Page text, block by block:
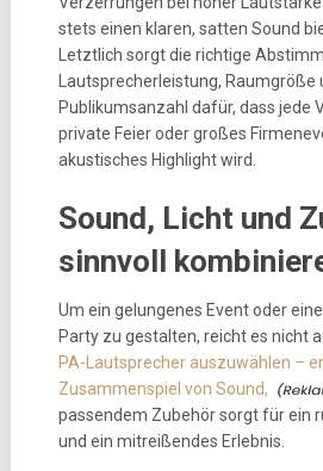
stets einen klaren, satten Sound
Letztlich sorgt die richtige
Lautsprecherleistung, Raumgröße
Publikumsanzahl dafür, dass jede
private Feier oder großes
akustisches Highlight wird.
Sound, Licht und
sinnvoll
Um ein gelungenes Event oder
Party zu gestalten, reicht es nicht
PA-Lautsprecher auszuwählen –
Zusammenspiel von Sound,
passendem Zubehör sorgt für ein
und ein mitreißendes Erlebnis.